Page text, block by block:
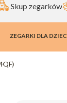
Skup zegarków
ZEGARKI DLA